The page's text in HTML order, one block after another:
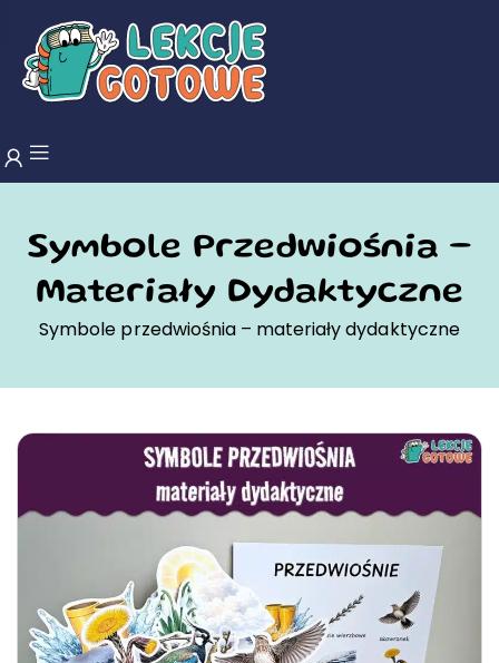
Symbole Przedwiośnia –
Materiały Dydaktyczne
Symbole przedwiośnia – materiały dydaktyczne